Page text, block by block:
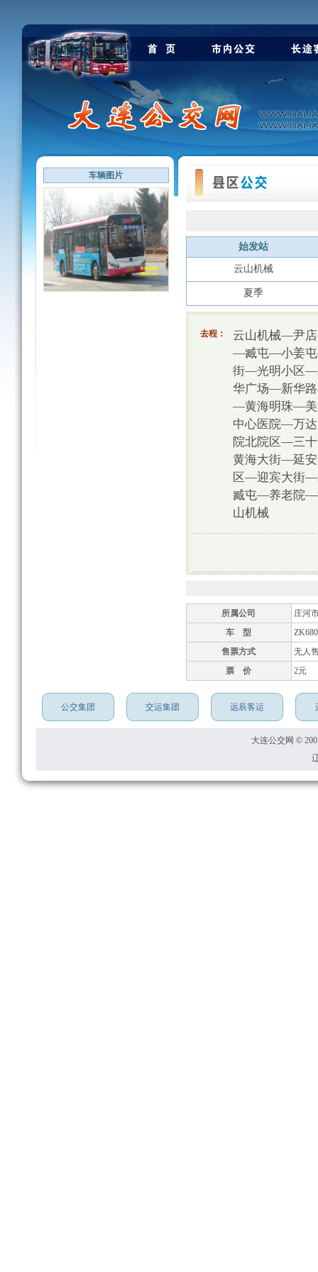
车辆图片
始发站
云山机械
夏季
去程：
云山机械—尹
—臧屯—小姜
街—光明小区
华广场—新华
—黄海明珠—美
中心医院—万
院北院区—三
黄海大街—延
区—迎宾大街
臧屯—养老院
山机械
所属公司
庄河
车 型
售票方式
无人
票 价
2元
公交集团 交运集团 远辰客运
大连公交网 ©